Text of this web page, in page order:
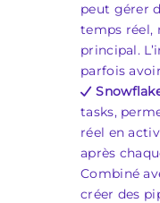
peut gérer
temps réel,
principal.
parfois
tasks,
réel en
après
Combiné
créer des